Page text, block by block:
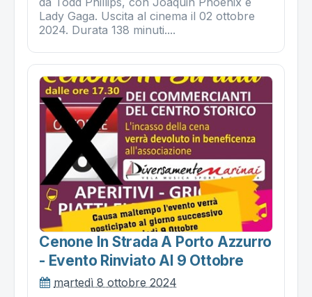
Lady Gaga. Uscita al cinema il 02 ottobre
2024. Durata 138 minuti....
Cenone In Strada A Porto Azzurro
- Evento Rinviato Al 9 Ottobre
martedì 8 ottobre 2024